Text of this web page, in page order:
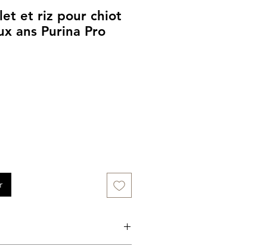
et riz pour chiot
ans Purina Pro